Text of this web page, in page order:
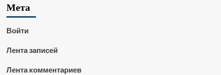
Мета
Войти
Лента записей
Лента комментариев